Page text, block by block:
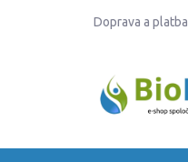
Doprava a platba